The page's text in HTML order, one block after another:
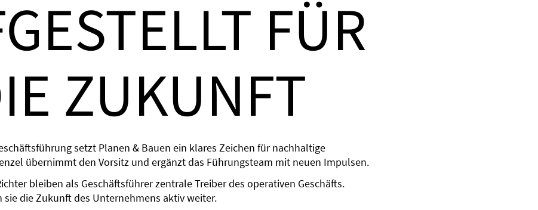
FÜR
ZUKUNFT
setzt Planen & Bauen ein klares Zeichen für nachhaltige
übernimmt den Vorsitz und ergänzt das Führungsteam mit neuen Impulsen.
bleiben als Geschäftsführer zentrale Treiber des operativen Geschäfts.
sie die Zukunft des Unternehmens aktiv weiter.